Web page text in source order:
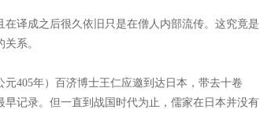
译成之后很久依旧只是在僧人内部流传。这究竟是
系。
405年）百济博士王仁应邀到达日本，带去十卷
早记录。但一直到战国时代为止，儒家在日本并没有